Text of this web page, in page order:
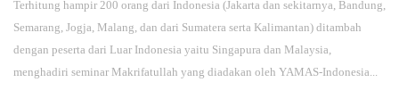
Terhitung hampir 200 orang dari Indonesia (Jakarta dan sekitarnya, Bandung,
Semarang, Jogja, Malang, dan dari Sumatera serta Kalimantan) ditambah
dengan peserta dari Luar Indonesia yaitu Singapura dan Malaysia,
menghadiri seminar Makrifatullah yang diadakan oleh YAMAS-Indonesia...